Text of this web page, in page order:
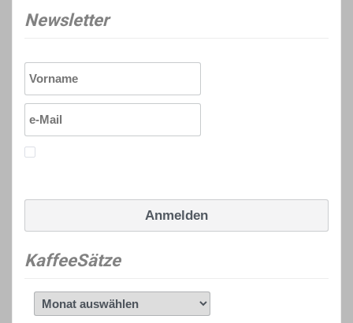
Newsletter
KaffeeSätze
KaffeeSätze